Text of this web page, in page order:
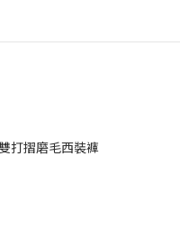
打摺磨毛西裝褲